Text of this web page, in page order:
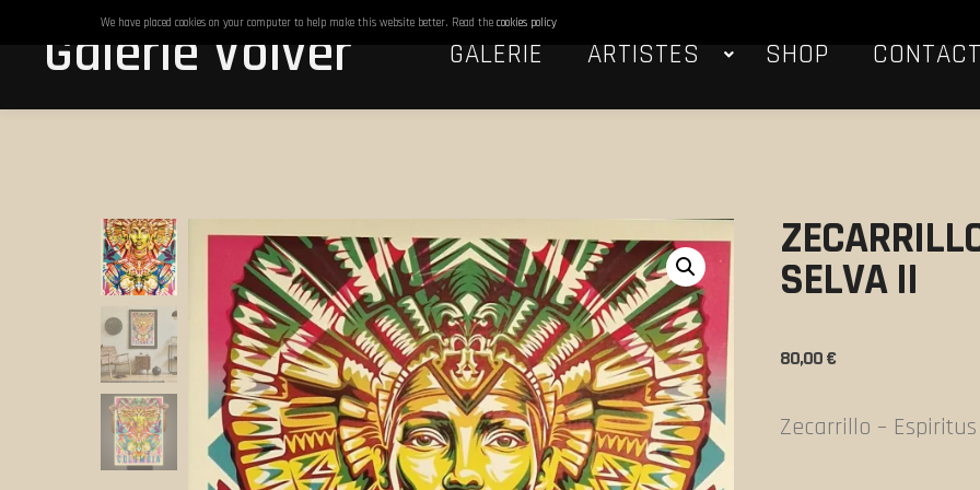
Galerie Volver GALERIE ARTISTES SHOP CONTACT
SELVA II
80,00€
Zecarrillo –
We have placed cookies on your computer to help make this website better. Read the cookies policy